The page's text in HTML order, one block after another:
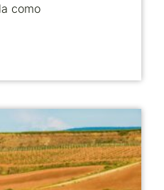
como